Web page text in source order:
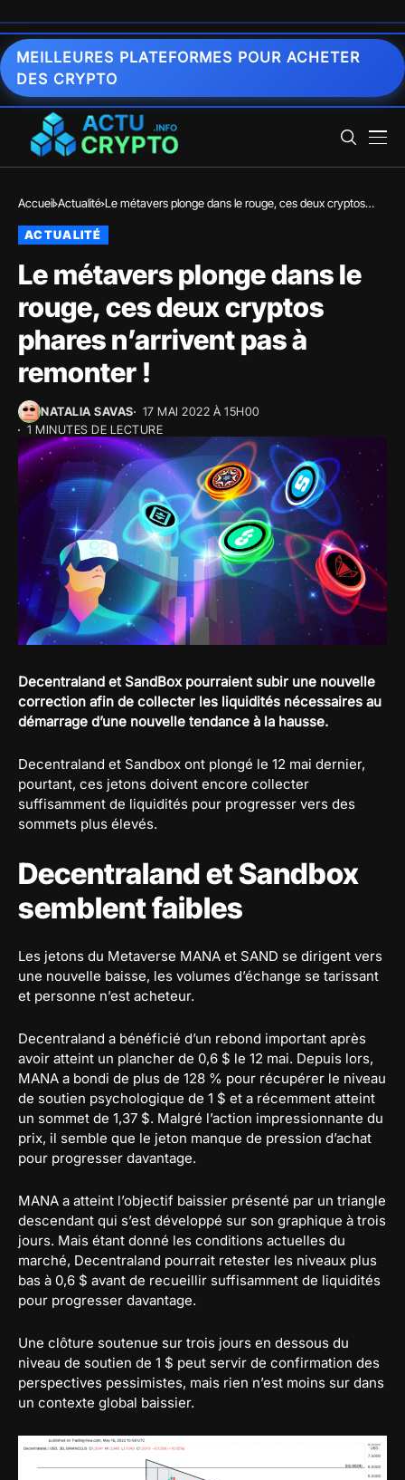
MEILLEURES PLATEFORMES POUR ACHETER
DES CRYPTO
Accueil Actualité Le métavers plonge dans le rouge, ces deux cryptos
ACTUALITÉ
Le métavers plonge dans le
rouge, ces deux cryptos
phares n’arrivent pas à
remonter !
NATALIA SAVAS
17 MAI 2022 À 15H00
1 MINUTES DE LECTURE
Decentraland et SandBox pourraient subir une nouvelle
correction afin de collecter les liquidités nécessaires au
démarrage d’une nouvelle tendance à la hausse.
Decentraland et Sandbox ont plongé le 12 mai dernier,
pourtant, ces jetons doivent encore collecter
suffisamment de liquidités pour progresser vers des
sommets plus élevés.
Decentraland et Sandbox
semblent faibles
Les jetons du Metaverse MANA et SAND se dirigent vers
une nouvelle baisse, les volumes d’échange se tarissant
et personne n’est acheteur.
Decentraland a bénéficié d’un rebond important après
avoir atteint un plancher de 0,6 $ le 12 mai. Depuis lors,
MANA a bondi de plus de 128 % pour récupérer le niveau
de soutien psychologique de 1 $ et a récemment atteint
un sommet de 1,37 $. Malgré l’action impressionnante du
prix, il semble que le jeton manque de pression d’achat
pour progresser davantage.
MANA a atteint l’objectif baissier présenté par un triangle
descendant qui s’est développé sur son graphique à trois
jours. Mais étant donné les conditions actuelles du
marché, Decentraland pourrait retester les niveaux plus
bas à 0,6 $ avant de recueillir suffisamment de liquidités
pour progresser davantage.
Une clôture soutenue sur trois jours en dessous du
niveau de soutien de 1 $ peut servir de confirmation des
perspectives pessimistes, mais rien n’est moins sur dans
un contexte global baissier.